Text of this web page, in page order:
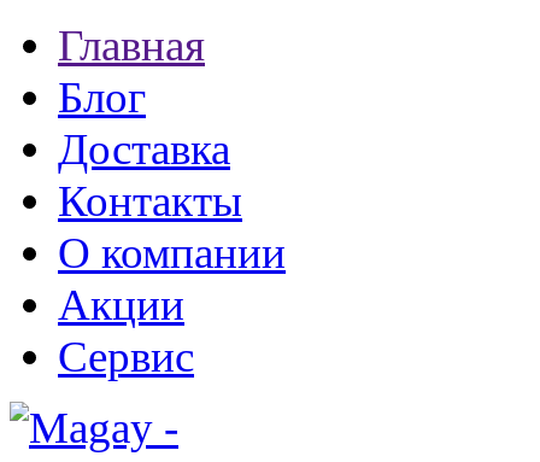
Главная
Блог
Доставка
Контакты
О компании
Акции
Сервис